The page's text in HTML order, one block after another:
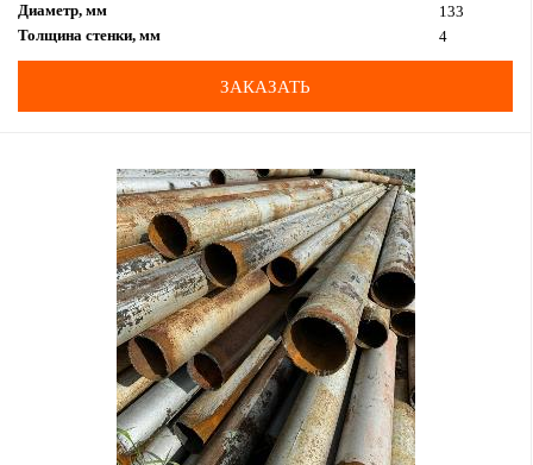
Диаметр, мм
133
Толщина стенки, мм
4
ЗАКАЗАТЬ